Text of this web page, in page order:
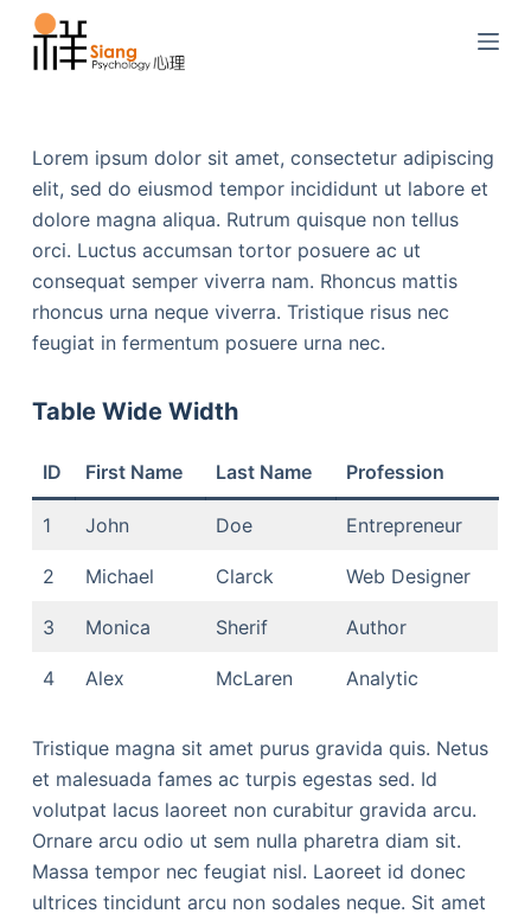
S
o
c
o
n
e
Lorem ipsum dolor sit amet, consectetur adipiscing
elit, sed do eiusmod tempor incididunt ut labore et
dolore magna aliqua. Rutrum quisque non tellus
orci. Luctus accumsan tortor posuere ac ut
consequat semper viverra nam. Rhoncus mattis
rhoncus urna neque viverra. Tristique risus nec
feugiat in fermentum posuere urna nec.
Table Wide Width
ID First Name Last Name Profession
1 John Doe Entrepreneur
2 Michael Clarck Web Designer
3 Monica Sherif Author
4 Alex McLaren Analytic
Tristique magna sit amet purus gravida quis. Netus
et malesuada fames ac turpis egestas sed. Id
volutpat lacus laoreet non curabitur gravida arcu.
Ornare arcu odio ut sem nulla pharetra diam sit.
Massa tempor nec feugiat nisl. Laoreet id donec
ultrices tincidunt arcu non sodales neque. Sit amet